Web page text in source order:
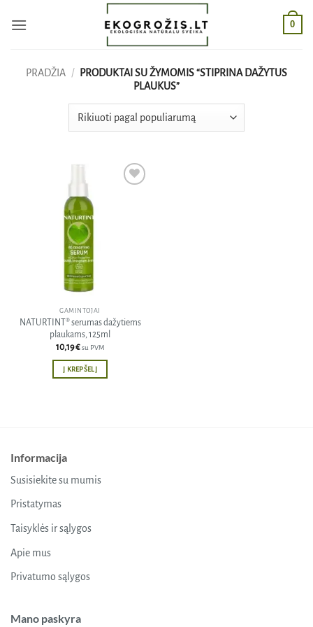
0
PRADŽIA /
PRODUKTAI SU ŽYMOMIS “STIPRINA DAŽYTUS
PLAUKUS”
GAMINTOJAI
NATURTINT® serumas dažytiems
plaukams, 125ml
10,19€ su PVM
Į KREPŠELĮ
Informacija
Susisiekite su mumis
Pristatymas
Taisyklės ir sąlygos
Apie mus
Privatumo sąlygos
Mano paskyra